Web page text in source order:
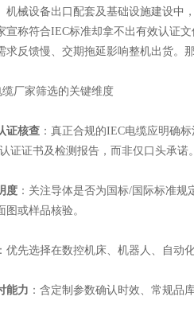
设备出口配套及基础设施建设中，
宣称符合IEC标准却拿不出有效认证
求反馈慢、交期拖延影响整机出货。
厂家筛选的关键维度
证核查 ：真正合规的IEC电缆应明确
证证书及检测报告，而非仅口头承诺。
度 ：关注导体是否为国标/国际标准
或样品核验。
：优先选择在数控机床、机器人、自动
能力 ：含定制参数确认时效、常规品